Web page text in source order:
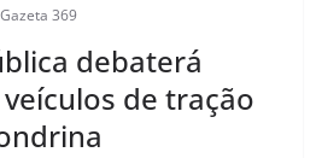
Gazeta 369
debaterá
de tração